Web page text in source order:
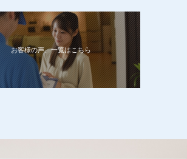
お客様の声、一覧はこちら